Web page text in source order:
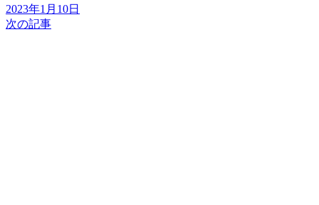
2023年1月10日
次の記事